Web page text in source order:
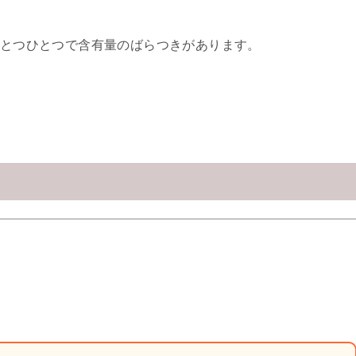
つひとつで含有量のばらつきがあります。